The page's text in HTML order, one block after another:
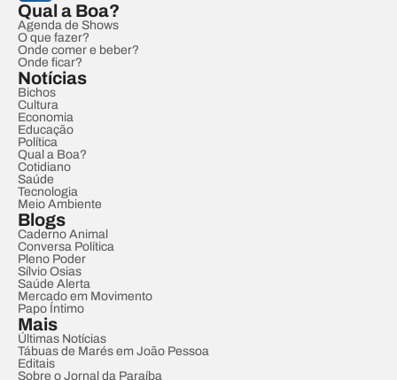
Qual a Boa?
Agenda de Shows
O que fazer?
Onde comer e beber?
Onde ficar?
Notícias
Bichos
Cultura
Economia
Educação
Política
Qual a Boa?
Cotidiano
Saúde
Tecnologia
Meio Ambiente
Blogs
Caderno Animal
Conversa Política
Pleno Poder
Sílvio Osias
Saúde Alerta
Mercado em Movimento
Papo Íntimo
Mais
Últimas Notícias
Tábuas de Marés em João Pessoa
Editais
Sobre o Jornal da Paraíba